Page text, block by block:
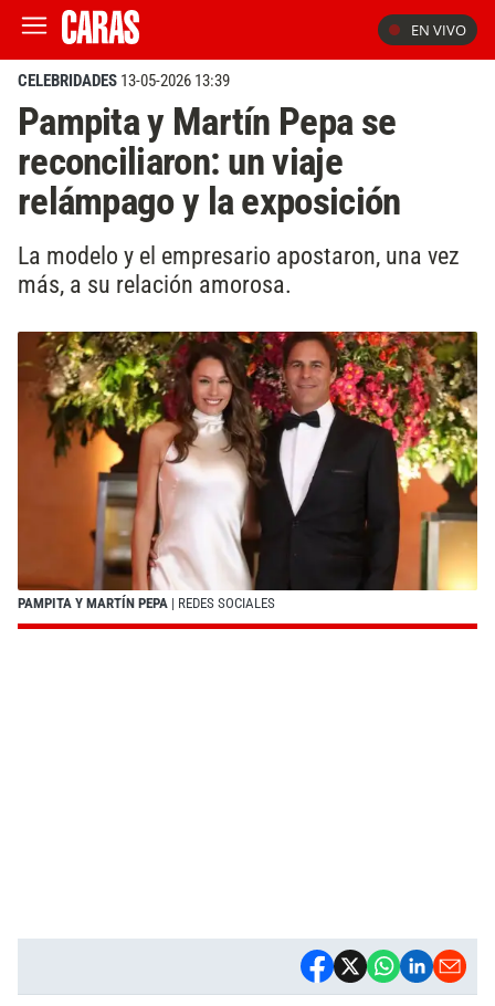
EN VIVO
CELEBRIDADES 13-05-2026 13:39
Pampita y Martín Pepa se
reconciliaron: un viaje
relámpago y la exposición
La modelo y el empresario apostaron, una vez
más, a su relación amorosa.
PAMPITA Y MARTÍN PEPA | REDES SOCIALES